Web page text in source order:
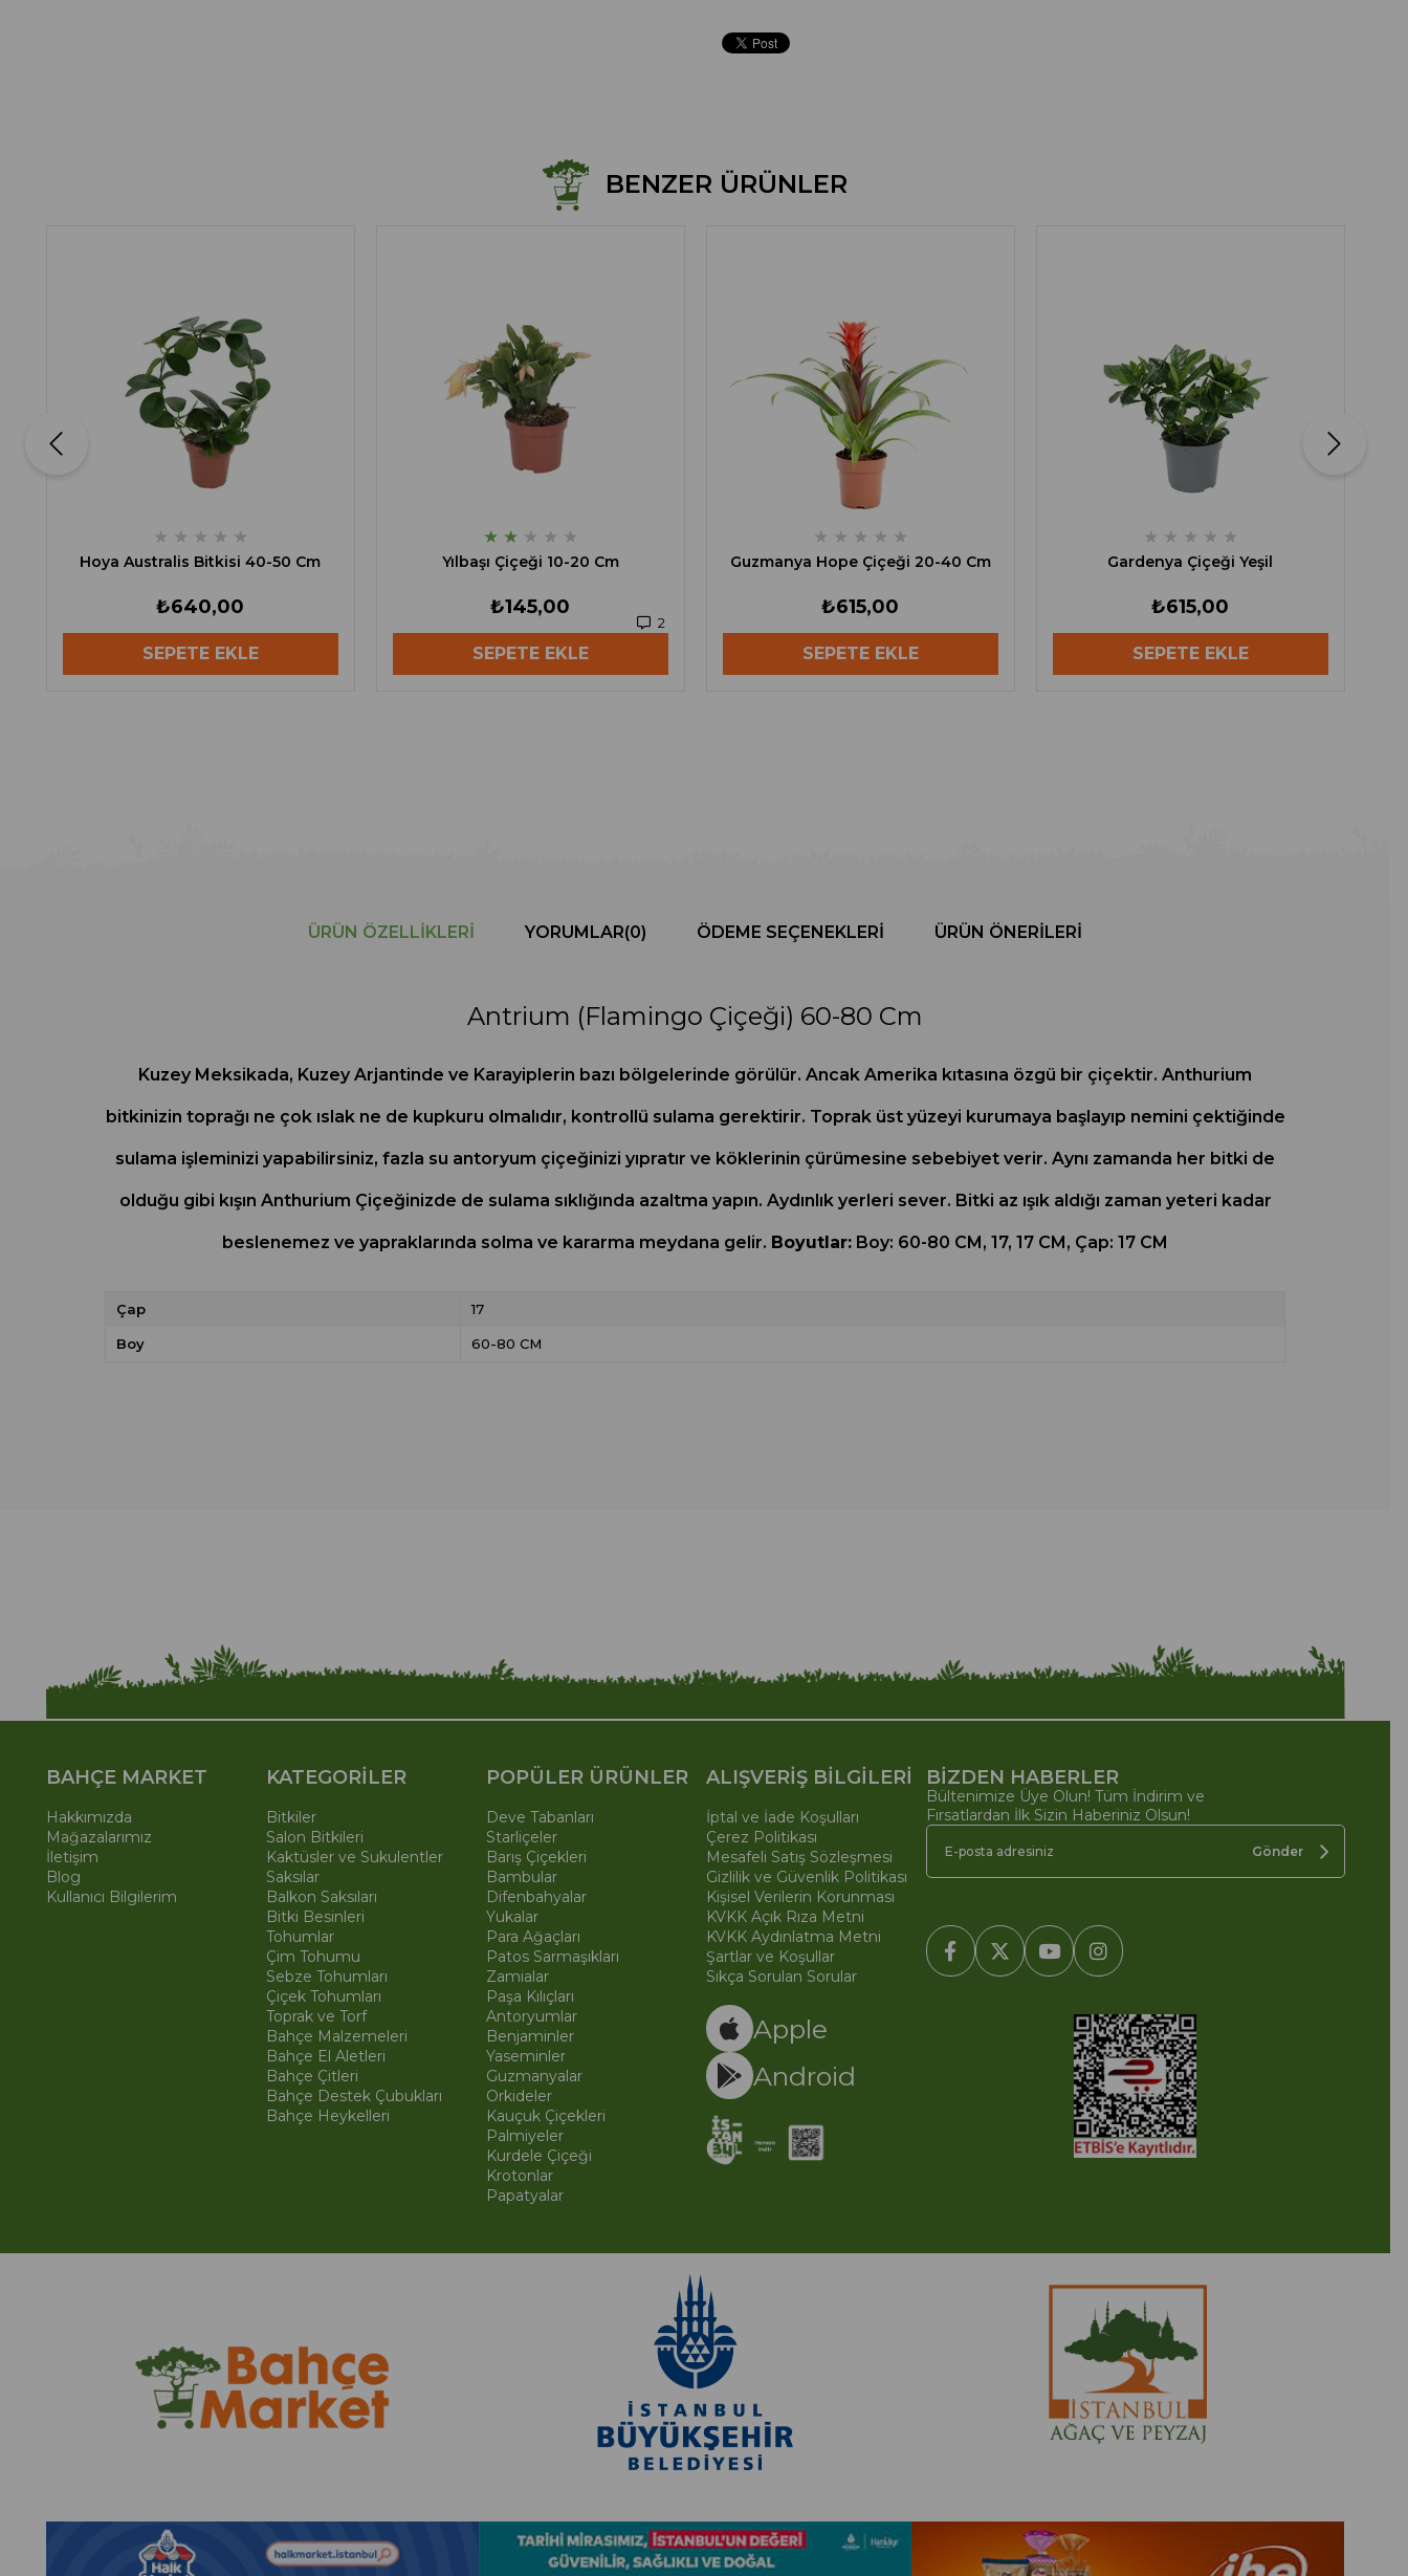
BENZER ÜRÜNLER
★ ★ ★ ★ ★
Hoya Australis Bitkisi 40-50 Cm
₺640,00
SEPETE EKLE
★ ★ ★ ★ ★
Yılbaşı Çiçeği 10-20 Cm
2
₺145,00
SEPETE EKLE
★ ★ ★ ★ ★
Guzmanya Hope Çiçeği 20-40 Cm
₺615,00
SEPETE EKLE
★ ★ ★ ★ ★
Gardenya Çiçeği Yeşil
₺615,00
SEPETE EKLE
ÜRÜN ÖZELLIKLERI YORUMLAR(0) ÖDEME SEÇENEKLERI ÜRÜN ÖNERILERI
Antrium (Flamingo Çiçeği) 60-80 Cm
Kuzey Meksikada, Kuzey Arjantinde ve Karayiplerin bazı bölgelerinde görülür. Ancak Amerika kıtasına özgü bir çiçektir. Anthurium
bitkinizin toprağı ne çok ıslak ne de kupkuru olmalıdır, kontrollü sulama gerektirir. Toprak üst yüzeyi kurumaya başlayıp nemini çektiğinde
sulama işleminizi yapabilirsiniz, fazla su antoryum çiçeğinizi yıpratır ve köklerinin çürümesine sebebiyet verir. Aynı zamanda her bitki de
olduğu gibi kışın Anthurium Çiçeğinizde de sulama sıklığında azaltma yapın. Aydınlık yerleri sever. Bitki az ışık aldığı zaman yeteri kadar
beslenemez ve yapraklarında solma ve kararma meydana gelir. Boyutlar: Boy: 60-80 CM, 17, 17 CM, Çap: 17 CM
Çap 17
Boy 60-80 CM
BAHÇE MARKET
Hakkımızda
Mağazalarımız
İletişim
Blog
Kullanıcı Bilgilerim
KATEGORİLER
Bitkiler
Salon Bitkileri
Kaktüsler ve Sukulentler
Saksılar
Balkon Saksıları
Bitki Besinleri
Tohumlar
Çim Tohumu
Sebze Tohumları
Çiçek Tohumları
Toprak ve Torf
Bahçe Malzemeleri
Bahçe El Aletleri
Bahçe Çitleri
Bahçe Destek Çubukları
Bahçe Heykelleri
POPÜLER ÜRÜNLER
Deve Tabanları
Starliçeler
Barış Çiçekleri
Bambular
Difenbahyalar
Yukalar
Para Ağaçları
Patos Sarmaşıkları
Zamialar
Paşa Kılıçları
Antoryumlar
Benjaminler
Yaseminler
Guzmanyalar
Orkideler
Kauçuk Çiçekleri
Palmiyeler
Kurdele Çiçeği
Krotonlar
Papatyalar
ALIŞVERİŞ BİLGİLERİ
İptal ve İade Koşulları
Çerez Politikası
Mesafeli Satış Sözleşmesi
Gizlilik ve Güvenlik Politikası
Kişisel Verilerin Korunması
KVKK Açık Rıza Metni
KVKK Aydınlatma Metni
Şartlar ve Koşullar
Sıkça Sorulan Sorular
Apple
Android
BİZDEN HABERLER
Bültenimize Üye Olun! Tüm İndirim ve
Fırsatlardan İlk Sizin Haberiniz Olsun!
Gönder